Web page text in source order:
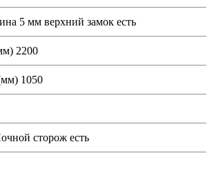
5 мм верхний замок есть
2200
1050
сторож есть